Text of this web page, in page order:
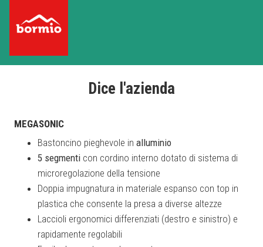
Dice l'azienda
MEGASONIC
Bastoncino pieghevole in alluminio
5 segmenti con cordino interno dotato di sistema di
microregolazione della tensione
Doppia impugnatura in materiale espanso con top in
plastica che consente la presa a diverse altezze
Laccioli ergonomici differenziati (destro e sinistro) e
rapidamente regolabili